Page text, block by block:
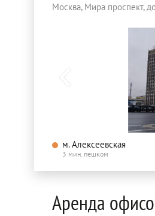
Москва, Мира проспект,
м. Алексеевская
3 мин. пешком
Аренда